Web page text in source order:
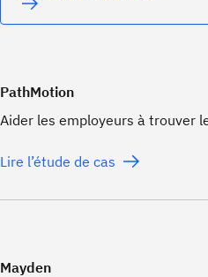
PathMotion
Aider les employeurs à trouver
Lire l’étude de cas
Mayden